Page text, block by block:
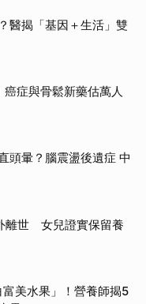
醫揭「基因＋生活」雙
症與骨鬆新藥估萬人
頭暈？腦震盪後遺症 中
離世 女兒證實保留養
美水果」！營養師揭5